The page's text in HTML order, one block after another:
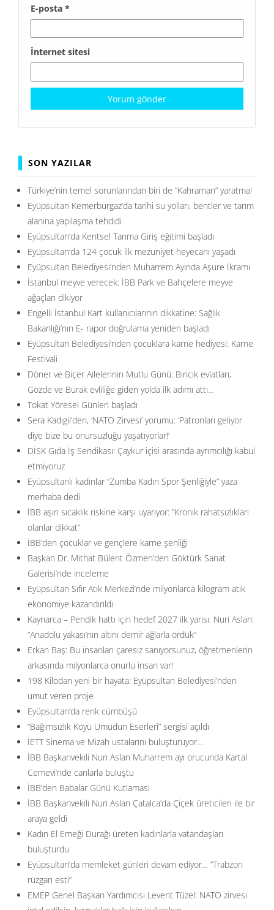
E-posta *
İnternet sitesi
SON YAZILAR
Türkiye’nin temel sorunlarından biri de ”Kahraman” yaratma!
Eyüpsultan Kemerburgaz’da tarihi su yolları, bentler ve tarım
alanına yapılaşma tehdidi
Eyüpsultan’da Kentsel Tarıma Giriş eğitimi başladı
Eyüpsultan’da 124 çocuk ilk mezuniyet heyecanı yaşadı
Eyüpsultan Belediyesi’nden Muharrem Ayında Aşure İkramı
İstanbul meyve verecek: İBB Park ve Bahçelere meyve
ağaçları dikiyor
Engelli İstanbul Kart kullanıcılarının dikkatine: Sağlık
Bakanlığı’nın E- rapor doğrulama yeniden başladı
Eyüpsultan Belediyesi’nden çocuklara karne hediyesi: Karne
Festivali
Döner ve Biçer Ailelerinin Mutlu Günü: Biricik evlatları,
Gözde ve Burak evliliğe giden yolda ilk adımı attı…
Tokat Yöresel Günleri başladı
Sera Kadıgil’den, ‘NATO Zirvesi’ yorumu: ‘Patronları geliyor
diye bize bu onursuzluğu yaşatıyorlar!’
DİSK Gıda İş Sendikası: Çaykur içisi arasında ayrımcılığı kabul
etmiyoruz
Eyüpsultanlı kadınlar “Zumba Kadın Spor Şenliğiyle” yaza
merhaba dedi
İBB aşırı sıcaklık riskine karşı uyarıyor: ”Kronik rahatsızlıkları
olanlar dikkat”
İBB’den çocuklar ve gençlere karne şenliği
Başkan Dr. Mithat Bülent Özmen’den Göktürk Sanat
Galerisi’nde inceleme
Eyüpsultan Sıfır Atık Merkezi’nde milyonlarca kilogram atık
ekonomiye kazandırıldı
Kaynarca – Pendik hattı için hedef 2027 ilk yarısı. Nuri Aslan:
”Anadolu yakası’nın altını demir ağlarla ördük”
Erkan Baş: Bu insanları çaresiz sanıyorsunuz, öğretmenlerin
arkasında milyonlarca onurlu insan var!
198 Kilodan yeni bir hayata: Eyüpsultan Belediyesi’nden
umut veren proje
Eyüpsultan’da renk cümbüşü
“Bağımsızlık Köyü Umudun Eserleri” sergisi açıldı
İETT Sinema ve Mizah ustalarını buluşturuyor…
İBB Başkanvekili Nuri Aslan Muharrem ayı orucunda Kartal
Cemevi’nde canlarla buluştu
İBB’den Babalar Günü Kutlaması
İBB Başkanvekili Nuri Aslan Çatalca’da Çiçek üreticileri ile bir
araya geldi
Kadın El Emeği Durağı üreten kadınlarla vatandaşları
buluşturdu
Eyüpsultan’da memleket günleri devam ediyor… ”Trabzon
rüzgarı esti”
EMEP Genel Başkan Yardımcısı Levent Tüzel: NATO zirvesi